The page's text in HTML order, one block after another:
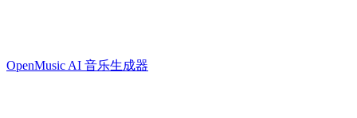
OpenMusic AI 音乐生成器